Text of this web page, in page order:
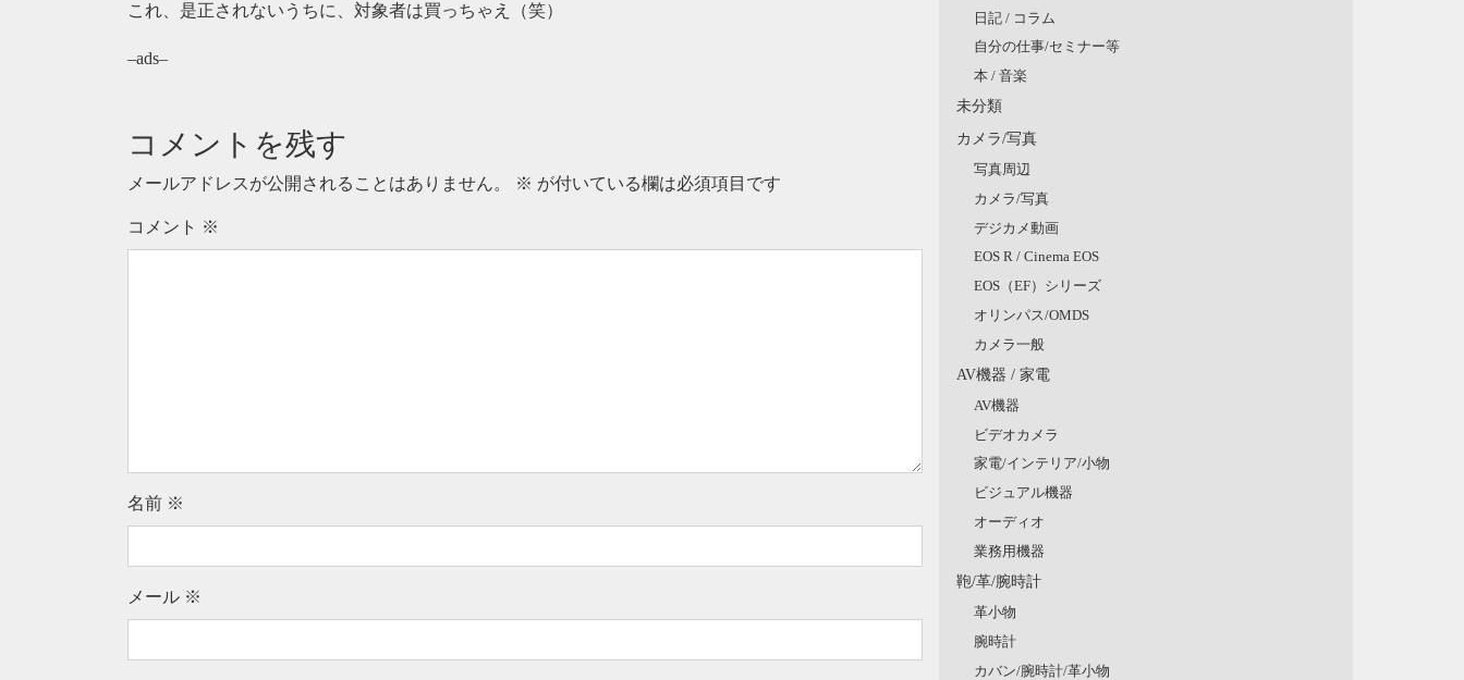
これ、是正されないうちに、対象者は買っちゃえ（笑）
–ads–
コメントを残す
メールアドレスが公開されることはありません。 ※ が付いている欄は必須項目です
コメント ※
名前 ※
メール ※
日記 / コラム
自分の仕事/セミナー等
本 / 音楽
未分類
カメラ/写真
写真周辺
カメラ/写真
デジカメ動画
EOS R / Cinema EOS
EOS（EF）シリーズ
オリンパス/OMDS
カメラ一般
AV機器 / 家電
AV機器
ビデオカメラ
家電/インテリア/小物
ビジュアル機器
オーディオ
業務用機器
鞄/革/腕時計
革小物
腕時計
カバン/腕時計/革小物